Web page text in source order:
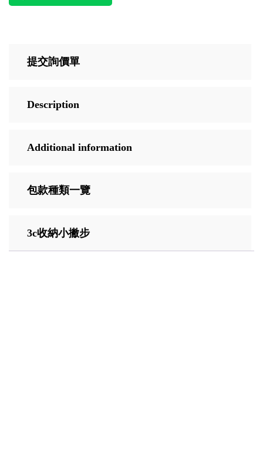
提交詢價單
Description
Additional information
包款種類一覽
3c收納小撇步